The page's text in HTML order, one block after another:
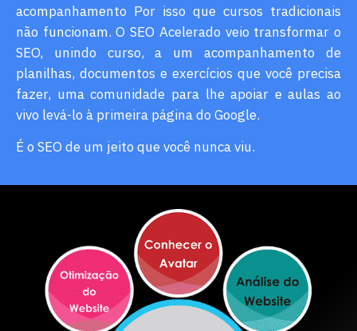
acompanhamento Por isso que cursos tradicionais
não funcionam. O SEO Acelerado veio transformar o
SEO, unindo curso, a um acompanhamento de
planilhas, documentos e exercícios que você precisa
fazer, uma comunidade para lhe apoiar e aulas ao
vivo levá-lo à primeira página do Google.
É o SEO de um jeito que você nunca viu.